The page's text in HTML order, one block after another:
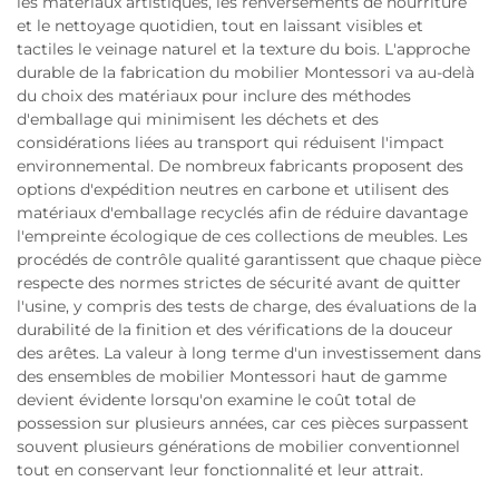
et le nettoyage quotidien, tout en laissant visibles et
tactiles le veinage naturel et la texture du bois. L'approche
durable de la fabrication du mobilier Montessori va au-delà
du choix des matériaux pour inclure des méthodes
d'emballage qui minimisent les déchets et des
considérations liées au transport qui réduisent l'impact
environnemental. De nombreux fabricants proposent des
options d'expédition neutres en carbone et utilisent des
matériaux d'emballage recyclés afin de réduire davantage
l'empreinte écologique de ces collections de meubles. Les
procédés de contrôle qualité garantissent que chaque pièce
respecte des normes strictes de sécurité avant de quitter
l'usine, y compris des tests de charge, des évaluations de la
durabilité de la finition et des vérifications de la douceur
des arêtes. La valeur à long terme d'un investissement dans
des ensembles de mobilier Montessori haut de gamme
devient évidente lorsqu'on examine le coût total de
possession sur plusieurs années, car ces pièces surpassent
souvent plusieurs générations de mobilier conventionnel
tout en conservant leur fonctionnalité et leur attrait.